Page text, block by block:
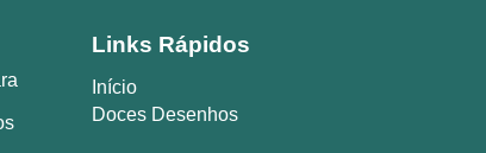
Links Rápidos
Início
Doces Desenhos